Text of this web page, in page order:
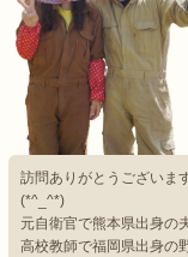
訪問ありがとうございま
(*^_^*)
元自衛官で熊本県出身の夫
高校教師で福岡県出身の